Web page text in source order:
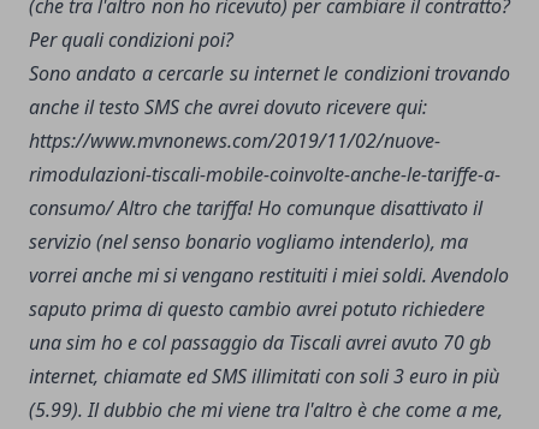
(che tra l'altro non ho ricevuto) per cambiare il contratto?
Per quali condizioni poi?
Sono andato a cercarle su internet le condizioni trovando
anche il testo SMS che avrei dovuto ricevere qui:
https://www.mvnonews.com/2019/11/02/nuove-
rimodulazioni-tiscali-mobile-coinvolte-anche-le-tariffe-a-
consumo/Altro che tariffa!Ho comunque disattivato il
servizio (nel senso bonario vogliamo intenderlo), ma
vorrei anche mi si vengano restituiti i miei soldi.Avendolo
saputo prima di questo cambio avrei potuto richiedere
una sim ho e col passaggio da Tiscali avrei avuto 70 gb
internet, chiamate ed SMS illimitati con soli 3 euro in più
(5.99).Il dubbio che mi viene tra l'altro è che come a me,